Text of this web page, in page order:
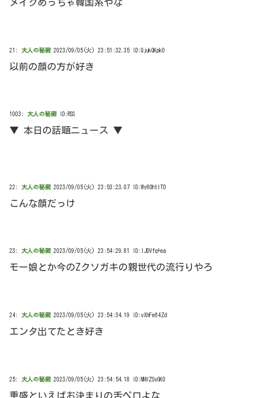
メイクめっちゃ韓国系やな
21: 大人の秘密 2023/09/05(火) 23:51:32.35 ID:QjukQKpk0
以前の顔の方が好き
1003: 大人の秘密 ID:RSS
▼ 本日の話題ニュース ▼
22: 大人の秘密 2023/09/05(火) 23:53:23.07 ID:Wy6OhtIT0
こんな顔だっけ
23: 大人の秘密 2023/09/05(火) 23:54:29.81 ID:IJDVfq+ea
モー娘とか今のZクソガキの親世代の流行りやろ
24: 大人の秘密 2023/09/05(火) 23:54:34.19 ID:vXhFe64Zd
エンタ出てたとき好き
25: 大人の秘密 2023/09/05(火) 23:54:54.18 ID:NNVZSvGK0
重盛といえばお決まりの舌ペロよな